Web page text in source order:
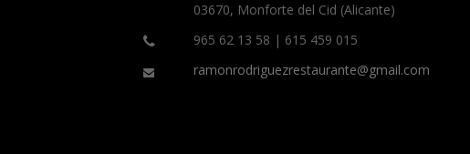
03670, Monforte del Cid (Alicante)
965 62 13 58 | 615 459 015
ramonrodriguezrestaurante@gmail.com